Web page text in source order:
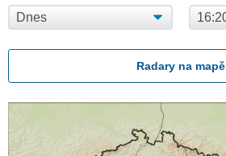
Radary na mapě